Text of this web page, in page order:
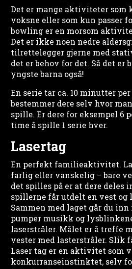
Det er mange aktiviteter som
voksne eller som kun passer
bowling er en morsom
Det er ikke noen nedre
tilrettelegger gjerne med
det er behov for det. Så det er
yngste barna også!
En serie tar ca. 10 minutter per
bestemmer dere selv hvor
spille. Er dere for eksempel 6
time å spille 1 serie hver.
Lasertag
En perfekt familieaktivitet.
farlig eller vanskelig – bare
det spilles på er at dere deles
spillerne får utdelt en vest og
Sammen med laget går du
pumper musikk og
laserstråler. Målet er å treffe
vester med lasterstråler. Slik
Laser tag er en aktivitet som
konkurranseinstinktet, selv